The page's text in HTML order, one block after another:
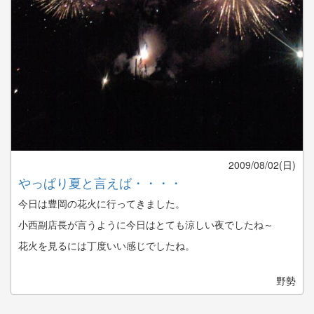
2009/08/02(日)
やっぱり夏と言えば・・・・
今日は豊岡の花火に行ってきました。
小西副店長が言うように今日はとても涼しい夜でしたね～
花火を見るには丁度いい感じでしたね。
野勢